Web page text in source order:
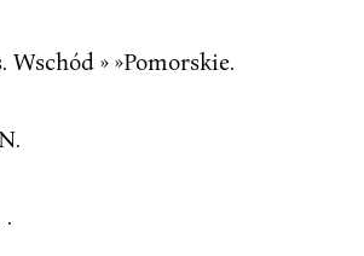
Wschód » »Pomorskie.